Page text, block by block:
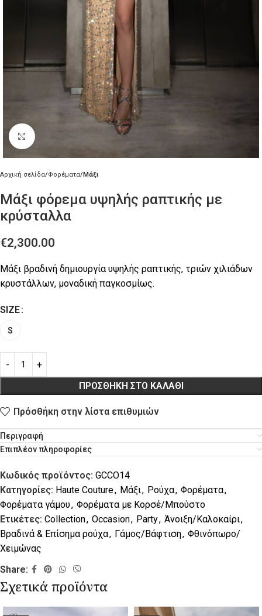
Κλικ για μεγέθυνση
Αρχική σελίδα Φορέματα Μάξι
Μάξι φόρεμα υψηλής ραπτικής με
κρύσταλλα
€2,300.00
Μάξι βραδινή δημιουργία υψηλής ραπτικής, τριών χιλιάδων
κρυστάλλων, μοναδική παγκοσμίως.
SIZE
S
ΠΡΟΣΘΉΚΗ ΣΤΟ ΚΑΛΆΘΙ
Πρόσθήκη στην λίστα επιθυμιών
Περιγραφή
Επιπλέον πληροφορίες
Κωδικός προϊόντος: GCCO14
Κατηγορίες: Haute Couture, Μάξι, Ρούχα, Φορέματα,
Φορέματα γάμου, Φορέματα με Κορσέ/Μπούστο
Ετικέτες: Collection, Occasion, Party, Άνοιξη/Καλοκαίρι,
Βραδινά & Επίσημα ρούχα, Γάμος/Βάφτιση, Φθινόπωρο/
Χειμώνας
Share:
Σχετικά προϊόντα